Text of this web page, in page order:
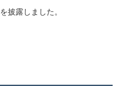
披露しました。